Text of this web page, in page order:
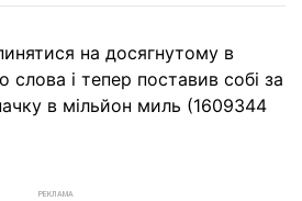
на досягнутому в
слова і тепер поставив собі за
в мільйон миль (1609344
РЕКЛАМА